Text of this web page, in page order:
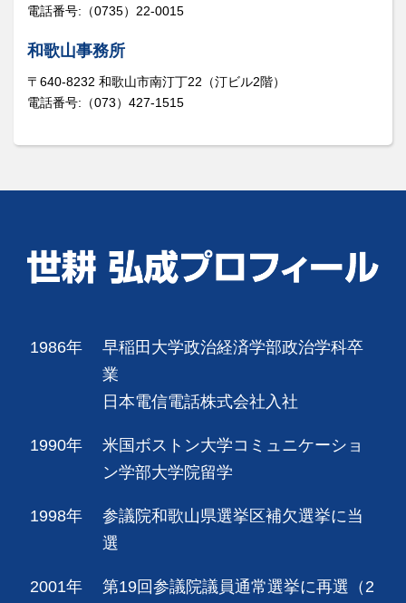
電話番号:（0735）22-0015
和歌山事務所
〒640-8232 和歌山市南汀丁22（汀ビル2階）
電話番号:（073）427-1515
1986年
早稲田大学政治経済学部政治学科卒
業
日本電信電話株式会社入社
1990年
米国ボストン大学コミュニケーショ
ン学部大学院留学
1998年
参議院和歌山県選挙区補欠選挙に当
選
2001年
第19回参議院議員通常選挙に再選（2